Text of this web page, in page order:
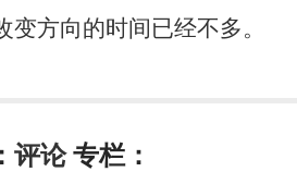
变方向的时间已经不多。
评论专栏：